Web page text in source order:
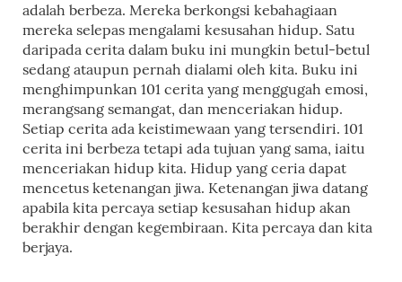
adalah berbeza. Mereka berkongsi kebahagiaan
mereka selepas mengalami kesusahan hidup. Satu
daripada cerita dalam buku ini mungkin betul-betul
sedang ataupun pernah dialami oleh kita. Buku ini
menghimpunkan 101 cerita yang menggugah emosi,
merangsang semangat, dan menceriakan hidup.
Setiap cerita ada keistimewaan yang tersendiri. 101
cerita ini berbeza tetapi ada tujuan yang sama, iaitu
menceriakan hidup kita. Hidup yang ceria dapat
mencetus ketenangan jiwa. Ketenangan jiwa datang
apabila kita percaya setiap kesusahan hidup akan
berakhir dengan kegembiraan. Kita percaya dan kita
berjaya.